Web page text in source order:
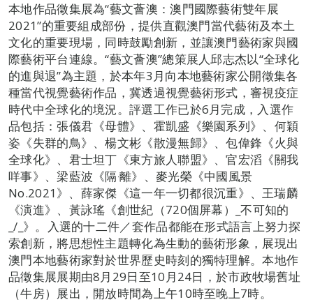
本地作品徵集展為“藝文薈澳：澳門國際藝術雙年展
2021”的重要組成部份，提供直觀澳門當代藝術及本土
文化的重要現場，同時鼓勵創新，並讓澳門藝術家與國
際藝術平台連線。“藝文薈澳”總策展人邱志杰以“全球化
的進與退”為主題，於本年3月向本地藝術家公開徵集各
種當代視覺藝術作品，冀透過視覺藝術形式，審視疫症
時代中全球化的境況。評選工作已於6月完成，入選作
品包括：張儀君《母體》、霍凱盛《樂園系列》、何穎
姿《失群的鳥》、楊文彬《散漫無歸》、包偉鋒《火與
全球化》、君士坦丁《東方旅人聯盟》、官宏滔《關我
咩事》、梁藍波《隔‧離》、麥光榮《中國風景
No.2021》、薛家傑《這一年一切都很沉重》、王瑞麟
《演進》、黃詠瑤《創世紀（720個屏幕）_不可知的
_/_》。入選的十二件／套作品都能在形式語言上努力探
索創新，將思想性主題轉化為生動的藝術形象，展現出
澳門本地藝術家對於世界歷史時刻的獨特理解。本地作
品徵集展展期由8月29日至10月24日，於市政牧場舊址
（牛房）展出，開放時間為上午10時至晚上7時。